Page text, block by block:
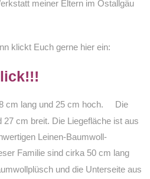
meiner Eltern im Ostallgäu
klickt Euch gerne hier ein:
cm lang und 25 cm hoch.
Die
cm breit. Die Liegefläche ist aus
Leinen-Baumwoll-
Familie sind cirka 50 cm lang
und die Unterseite aus